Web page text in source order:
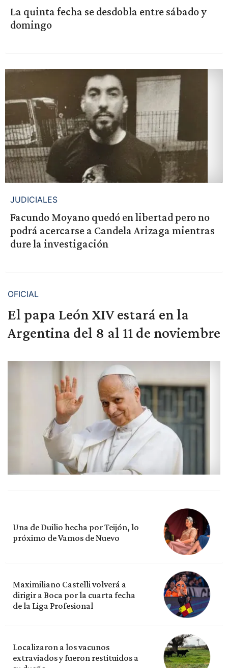
La quinta fecha se desdobla entre sábado y
domingo
JUDICIALES
Facundo Moyano quedó en libertad pero no
podrá acercarse a Candela Arizaga mientras
dure la investigación
OFICIAL
El papa León XIV estará en la
Argentina del 8 al 11 de noviembre
Una de Duilio hecha por Teijón, lo
próximo de Vamos de Nuevo
Maximiliano Castelli volverá a
dirigir a Boca por la cuarta fecha
de la Liga Profesional
Localizaron a los vacunos
extraviados y fueron restituidos a